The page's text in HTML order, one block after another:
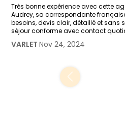
Très bonne expérience avec cette
Audrey, sa correspondante
besoins, devis clair, détaillé et sans
séjour conforme avec contact
VARLET Nov 24, 2024